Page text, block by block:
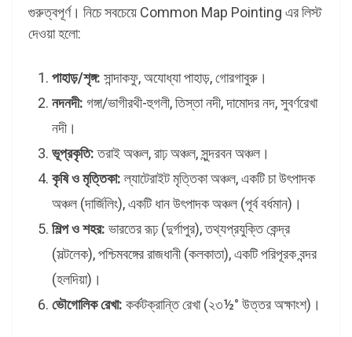
গুরুত্বপূর্ণ। নিচে সবচেয়ে Common Map Pointing এর লিস্ট
দেওয়া হলো:
পাহাড়/শৃঙ্গ: সান্দাকফু, অযোধ্যা পাহাড়, গোরগাবুরু।
নদনদী: গঙ্গা/ভাগীরথী-হুগলী, তিস্তা নদী, দামোদর নদ, সুবর্ণরেখা
নদী।
ভূপ্রকৃতি:তরাই অঞ্চল, রাঢ় অঞ্চল, সুন্দরবন অঞ্চল।
কৃষি ও মৃত্তিকা:ল্যাটেরাইট মৃত্তিকা অঞ্চল, একটি চা উৎপাদক
অঞ্চল (দার্জিলিং), একটি ধান উৎপাদক অঞ্চল (পূর্ব বর্ধমান)।
শিল্প ও শহর: ভারতের রূঢ় (দুর্গাপুর), তথ্যপ্রযুক্তি কেন্দ্র
(সল্টলেক), পশ্চিমবঙ্গের রাজধানী (কলকাতা), একটি পরিপূরক বন্দর
(হলদিয়া)।
ভৌগোলিক রেখা: কর্কটক্রান্তি রেখা (২৩½° উত্তর অক্ষাংশ)।